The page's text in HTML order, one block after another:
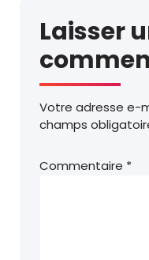
Laisser
Votre adresse e-
champs
Commentaire *